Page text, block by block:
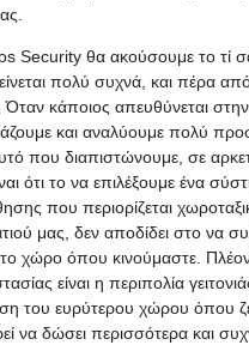
Security θα ακούσουμε το τί
πολύ συχνά, και πέρα
Όταν κάποιος απευθύνεται στην
και αναλύουμε πολύ
που διαπιστώνουμε, σε
ότι το να επιλέξουμε ένα
που περιορίζεται
μας, δεν αποδίδει στο να
το χώρο όπου κινούμαστε.
είναι η περιπολία
του ευρύτερου χώρου όπου ζει
να δώσει περισσότερα και